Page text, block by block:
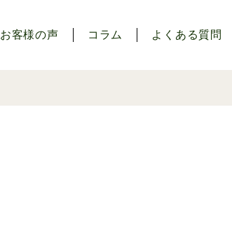
お客様の声 コラム よくある質問